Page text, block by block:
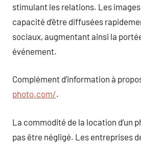
stimulant les relations. Les
capacité d’être diffusées
sociaux, augmentant ainsi la
événement.
Complément d’information à
photo.com/.
La commodité de la location d’un
pas être négligé. Les entreprises